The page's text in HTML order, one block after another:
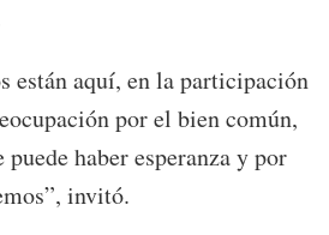
están aquí, en la participación
por el bien común,
puede haber esperanza y por
invitó.